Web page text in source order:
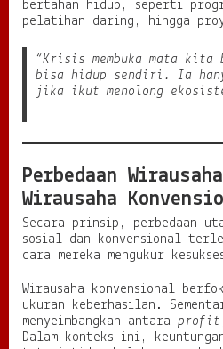
bertahan hidup, seperti
pelatihan daring, hingga
“Krisis membuka mata
bisa hidup sendiri. Ia
jika ikut menolong
Perbedaan
Wirausaha
Secara prinsip, perbedaan
sosial dan konvensional
cara mereka mengukur
Wirausaha konvensional
ukuran keberhasilan.
menyeimbangkan antara profit
Dalam konteks ini,